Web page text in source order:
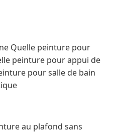
Quelle peinture pour
peinture pour appui de
pour salle de bain
au plafond sans